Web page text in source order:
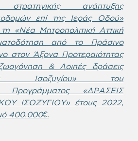
στρατηγικής ανάπτυξης
επί της Ιεράς Οδού»
τη «Νέα Μητροπολιτική Αττική
από το Πράσινο
στον Άξονα Προτεραιότητας
& Λοιπές δράσεις
Ισοζυγίου» του
Προγράμματος «ΔΡΑΣΕΙΣ
ΙΣΟΖΥΓΙΟΥ» έτους 2022,
400.000€.